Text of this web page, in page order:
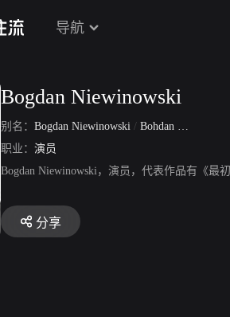
导航
Bogdan Niewinowski
别名： Bogdan Niewinowski / Bohdan Niewinowski
职业： 演员
Bogdan Niewinowski，演员，代表作品有《最
分享